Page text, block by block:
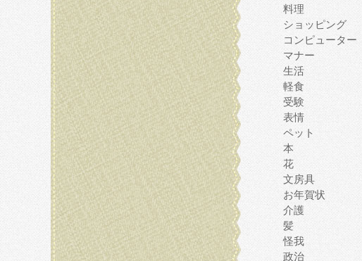
料理
ショッピング
コンピューター
マナー
生活
軽食
受験
表情
ペット
本
花
文房具
お年賀状
介護
髪
怪我
政治